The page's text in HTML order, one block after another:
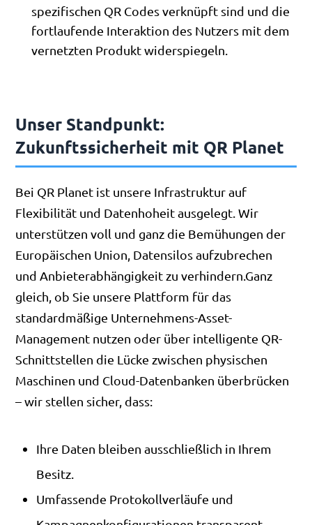
spezifischen QR Codes verknüpft sind und die
fortlaufende Interaktion des Nutzers mit dem
vernetzten Produkt widerspiegeln.
Unser Standpunkt:
Zukunftssicherheit mit QR Planet
Bei QR Planet ist unsere Infrastruktur auf
Flexibilität und Datenhoheit ausgelegt. Wir
unterstützen voll und ganz die Bemühungen der
Europäischen Union, Datensilos aufzubrechen
und Anbieterabhängigkeit zu verhindern.Ganz
gleich, ob Sie unsere Plattform für das
standardmäßige Unternehmens-Asset-
Management nutzen oder über intelligente QR-
Schnittstellen die Lücke zwischen physischen
Maschinen und Cloud-Datenbanken überbrücken
– wir stellen sicher, dass:
Ihre Daten bleiben ausschließlich in Ihrem
Besitz.
Umfassende Protokollverläufe und